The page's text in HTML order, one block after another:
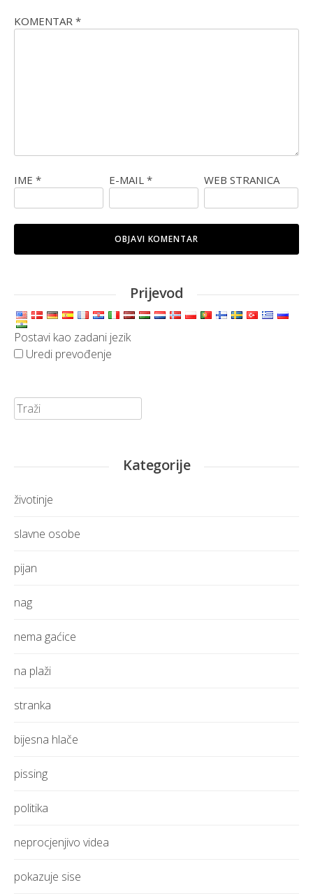
KOMENTAR *
IME * E-MAIL * WEB STRANICA
Prijevod
Postavi kao zadani jezik
Uredi prevođenje
Traži:
Kategorije
životinje
slavne osobe
pijan
nag
nema gaćice
na plaži
stranka
bijesna hlače
pissing
politika
neprocjenjivo videa
pokazuje sise